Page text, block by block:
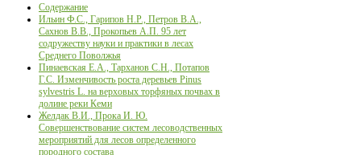
Содержание
Ильин Ф.С., Гарипов Н.Р., Петров В.А.,
Сахнов В.В., Прокопьев А.П. 95 лет
содружеству науки и практики в лесах
Среднего Поволжья
Пинаевская Е.А., Тарханов С.Н., Потапов
Г.С. Изменчивость роста деревьев Pinus
sylvestris L. на верховых торфяных почвах в
долине реки Кеми
Желдак В.И., Прока И. Ю.
Совершенствование систем лесоводственных
мероприятий для лесов определенного
породного состава